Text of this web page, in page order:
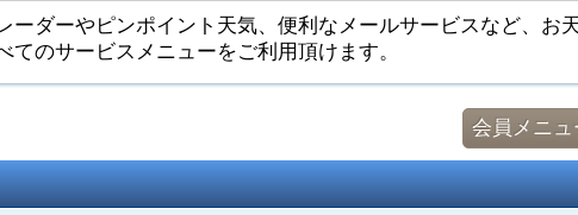
ーダーやピンポイント天気、便利なメールサービスなど、お
てのサービスメニューをご利用頂けます。
会員メニュ